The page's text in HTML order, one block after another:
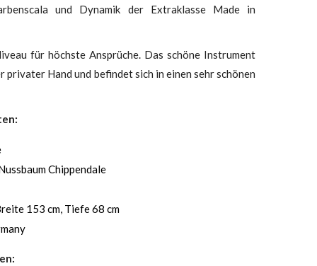
und Dynamik der Extraklasse Made in
für höchste Ansprüche. Das schöne Instrument
privater Hand und befindet sich in einen sehr schönen
Chippendale
153 cm, Tiefe 68 cm